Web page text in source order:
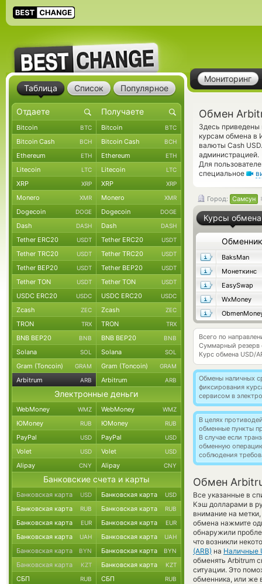
Мониторинг
Обмен
Здесь
курсам обмена в
валюты Cash
администрацией.
Для
специальное
Город: Самсун
Курсы обмена
Обменник
BaksMan
Монеткинс
EasySwap
WxMoney
Всего по
Суммарный резерв
Курс обмена USD/
Обмены наличных
фиксирования
сервисом в
В целях
обменные пункты
В случае если
обменную
соблюдения
Обмен
Все указанные в
Кэш долларами в
внимание на
обмена нажмите
обнаружили
что возникли
(ARB) на Наличные
обменять Arbitrum
ситуации. Это
обменника, или же
Таблица Список Популярное
Bitcoin BTC Bitcoin BTC
Bitcoin Cash BCH Bitcoin Cash BCH
Ethereum ETH Ethereum ETH
Litecoin LTC Litecoin LTC
XRP XRP XRP XRP
Monero XMR Monero XMR
Dogecoin DOGE Dogecoin DOGE
Dash DASH Dash DASH
Tether ERC20 USDT Tether ERC20 USDT
Tether TRC20 USDT Tether TRC20 USDT
Tether BEP20 USDT Tether BEP20 USDT
Tether TON USDT Tether TON USDT
USDC ERC20 USDC USDC ERC20 USDC
Zcash ZEC Zcash ZEC
TRON TRX TRON TRX
BNB BEP20 BNB BNB BEP20 BNB
Solana SOL Solana SOL
Gram (Toncoin) GRAM Gram (Toncoin) GRAM
Arbitrum ARB Arbitrum ARB
Электронные деньги
WebMoney WMZ WebMoney WMZ
ЮMoney RUB ЮMoney RUB
PayPal USD PayPal USD
Volet USD Volet USD
Alipay CNY Alipay CNY
Банковские счета и карты
Банковская карта USD Банковская карта USD
Банковская карта RUB Банковская карта RUB
Банковская карта EUR Банковская карта EUR
Банковская карта UAH Банковская карта UAH
Банковская карта BYN Банковская карта BYN
Банковская карта KZT Банковская карта KZT
СБП RUB СБП RUB